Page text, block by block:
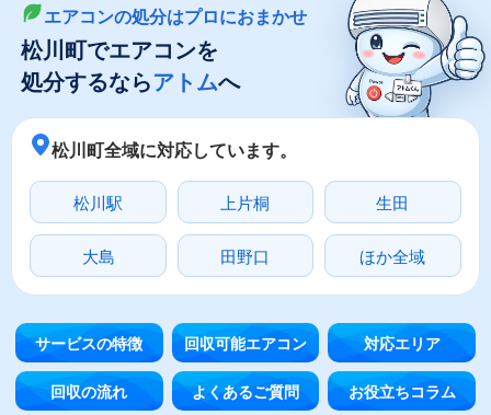
エアコンの処分はプロにおまかせ
松川町でエアコンを
処分するならアトムへ
松川町全域に対応しています。
松川駅 上片桐 生田
大島 田野口 ほか全域
サービスの特徴 回収可能エアコン 対応エリア
回収の流れ よくあるご質問 お役立ちコラム